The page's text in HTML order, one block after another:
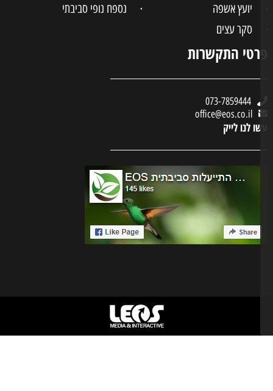
יועץ אשפה
נספח נופי סביבתי
סקר עצים
התקשרות
073-7859444
office@eos.co.il
לנו לייק